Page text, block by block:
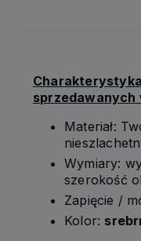
sprzedawanych
Materiał:
Wymiary:
szerokość
Zapięcie /
Kolor: